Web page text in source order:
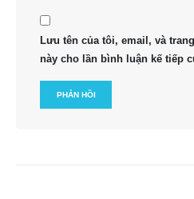
Lưu tên của tôi, email, và
này cho lần bình luận kế tiếp